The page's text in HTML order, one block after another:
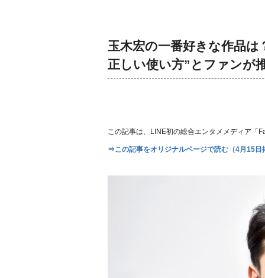
玉木宏の一番好きな作品
正しい使い方”とファンが
この記事は、LINE初の総合エンタメメディア「
⇒この記事をオリジナルページで読む（4月15日